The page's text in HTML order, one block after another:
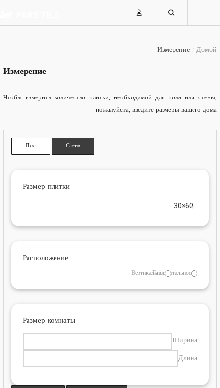
Домой
Измерение
Измерение
Чтобы измерить количество плитки, необходимой для пола или стены,
пожалуйста, введите размеры вашего дома
Стена
Пол
Размер плитки
60×30
Расположение
Горизонтальное
Вертикальное
Размер комнаты
Ширина
Длина